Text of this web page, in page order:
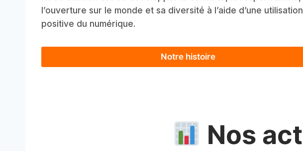
l’ouverture sur le monde et sa diversité à l’aide d’une utilisation
positive du numérique.
Notre histoire
Nos